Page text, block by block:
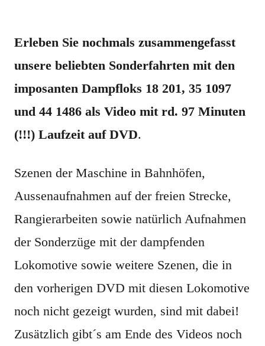
Erleben Sie nochmals zusammengefasst
unsere beliebten Sonderfahrten mit den
imposanten Dampfloks 18 201, 35 1097
und 44 1486 als Video mit rd. 97 Minuten
(!!!) Laufzeit auf DVD.
Szenen der Maschine in Bahnhöfen,
Aussenaufnahmen auf der freien Strecke,
Rangierarbeiten sowie natürlich Aufnahmen
der Sonderzüge mit der dampfenden
Lokomotive sowie weitere Szenen, die in
den vorherigen DVD mit diesen Lokomotive
noch nicht gezeigt wurden, sind mit dabei!
Zusätzlich gibt´s am Ende des Videos noch